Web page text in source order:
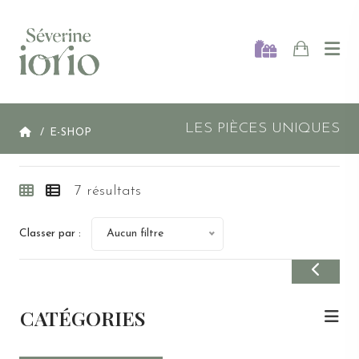
ACCUEILE-SHOP LES PIÈCES UNIQUES
Afficher en pavé
Afficher en ligne
7 résultats
Classer par : Aucun filtre
CATÉGORIES